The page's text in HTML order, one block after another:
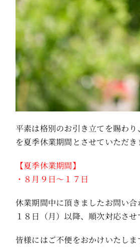
平素は格別のお引き立てを賜わ
を夏季休業期間とさせていただき
【夏季休業期間】
・８月９日〜１７日
休業期間中に頂きましたお問い合
１８日（月）以降、順次対応さ
皆様にはご不便をおかけいたし